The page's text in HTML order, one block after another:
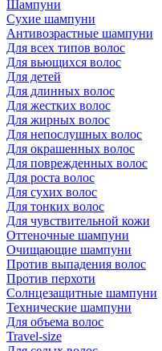
Шампуни
Сухие шампуни
Антивозрастные шампуни
Для всех типов волос
Для вьющихся волос
Для детей
Для длинных волос
Для жестких волос
Для жирных волос
Для непослушных волос
Для окрашенных волос
Для поврежденных волос
Для роста волос
Для сухих волос
Для тонких волос
Для чувствительной кожи
Оттеночные шампуни
Очищающие шампуни
Против выпадения волос
Против перхоти
Солнцезащитные шампуни
Технические шампуни
Для объема волос
Travel-size